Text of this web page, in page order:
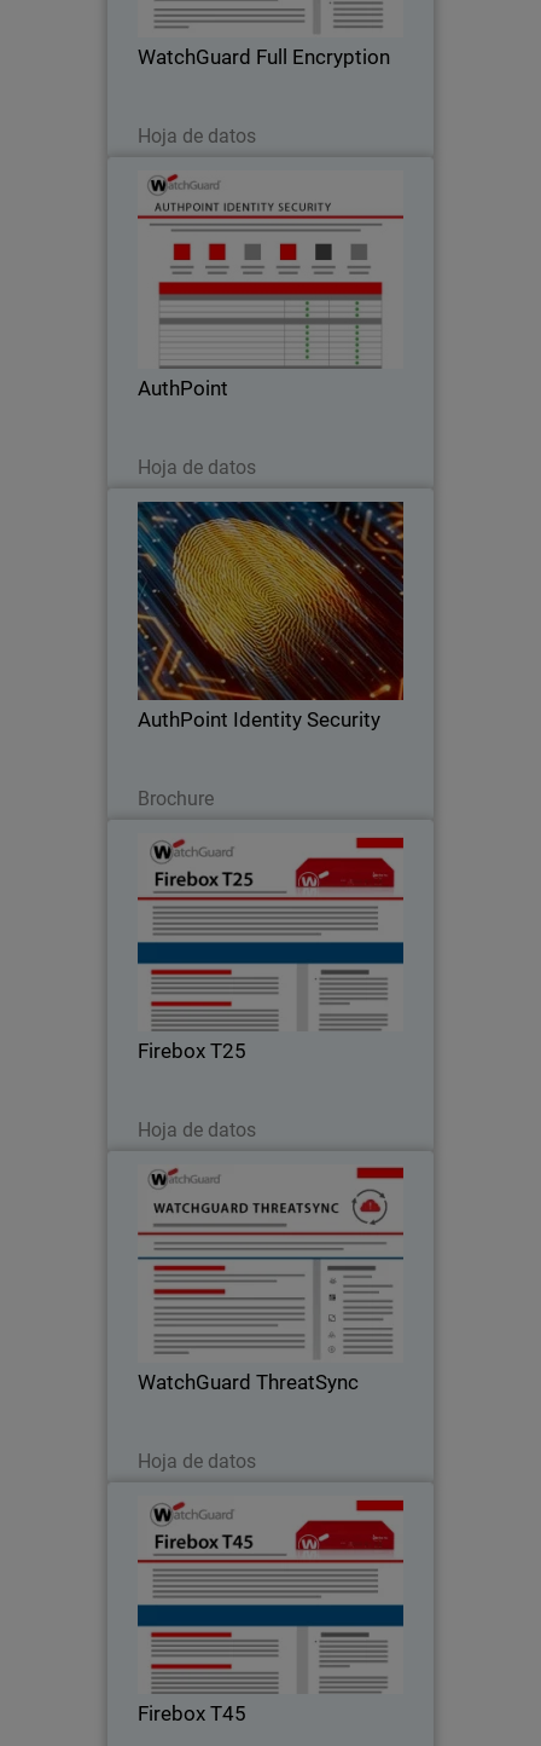
WatchGuard Full Encryption
Hoja de datos
nuestra consola única basada en la
AuthPoint
Hoja de datos
Mantenga a los delincuentes fuera de
su red con AuthPoint
AuthPoint Identity Security
Brochure
AuthPoint Identity Security
Simpleza sin igual. Poderosamente
seguro.
Firebox T25
Hoja de datos
Firebox T25
Alta seguridad en un dispositivo
WatchGuard ThreatSync
Hoja de datos
WatchGuard ThreatSync
Potencie su equipo de seguridad con
funcionalidades XDR para centralizar
las detecciones y preparar la respuesta
a las amenazas con WatchGuard
Firebox T45
Firebox T45
Seguridad de nivel empresarial para